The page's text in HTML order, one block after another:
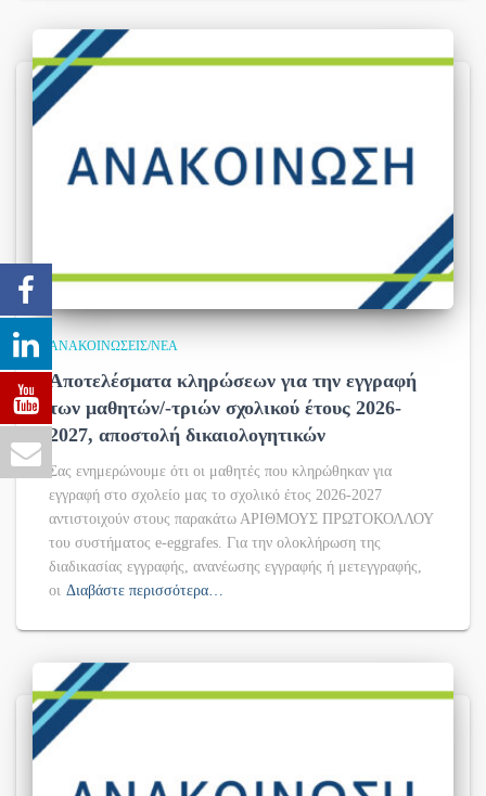
ΑΝΑΚΟΙΝΏΣΕΙΣ/ΝΈΑ
Αποτελέσματα κληρώσεων για την εγγραφή
των μαθητών/-τριών σχολικού έτους 2026-
2027, αποστολή δικαιολογητικών
Σας ενημερώνουμε ότι οι μαθητές που κληρώθηκαν για
εγγραφή στο σχολείο μας το σχολικό έτος 2026-2027
αντιστοιχούν στους παρακάτω ΑΡΙΘΜΟΥΣ ΠΡΩΤΟΚΟΛΛΟΥ
του συστήματος e-eggrafes. Για την ολοκλήρωση της
διαδικασίας εγγραφής, ανανέωσης εγγραφής ή μετεγγραφής,
οι Διαβάστε περισσότερα…